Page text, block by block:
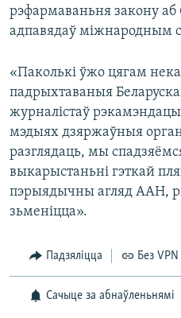
рэфармаваньня закону
адпавядаў міжнародным
«Паколькі ўжо цягам
падрыхтаваныя
журналістаў
мэдыях дзяржаўныя
разглядаць, мы
выкарыстаньні гэткай
пэрыядычны агляд ААН,
зьменіцца».
Падзяліцца Без VPN
Сачыце за абнаўленьнямі